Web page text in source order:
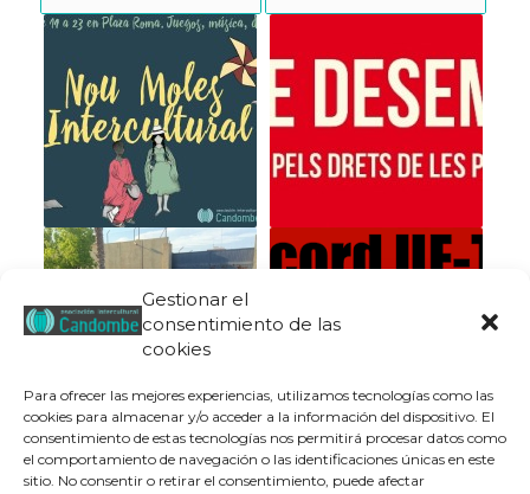
Gestionar el
consentimiento de las
cookies
Para ofrecer las mejores experiencias, utilizamos tecnologías como las
cookies para almacenar y/o acceder a la información del dispositivo. El
consentimiento de estas tecnologías nos permitirá procesar datos como
el comportamiento de navegación o las identificaciones únicas en este
sitio. No consentir o retirar el consentimiento, puede afectar